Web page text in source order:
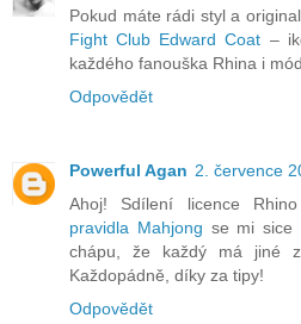
Pokud máte rádi styl a
Fight Club Edward Coat –
každého fanouška Rhina i
Odpovědět
Powerful Agan 2. července
Ahoj! Sdílení licence
pravidla Mahjong se mi sice
chápu, že každý má jiné
Každopádně, díky za tipy!
Odpovědět